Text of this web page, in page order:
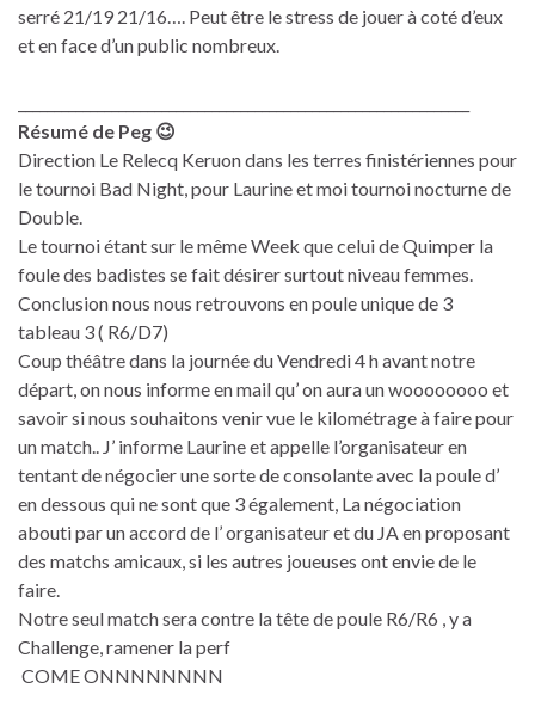
serré 21/19 21/16…. Peut être le stress de jouer à coté d’eux
et en face d’un public nombreux.
Résumé de Peg 😉
Direction Le Relecq Keruon dans les terres finistériennes pour
le tournoi Bad Night, pour Laurine et moi tournoi nocturne de
Double.
Le tournoi étant sur le même Week que celui de Quimper la
foule des badistes se fait désirer surtout niveau femmes.
Conclusion nous nous retrouvons en poule unique de 3
tableau 3 ( R6/D7)
Coup théâtre dans la journée du Vendredi 4 h avant notre
départ, on nous informe en mail qu’ on aura un woooooooo et
savoir si nous souhaitons venir vue le kilométrage à faire pour
un match.. J’ informe Laurine et appelle l’organisateur en
tentant de négocier une sorte de consolante avec la poule d’
en dessous qui ne sont que 3 également, La négociation
abouti par un accord de l’ organisateur et du JA en proposant
des matchs amicaux, si les autres joueuses ont envie de le
faire.
Notre seul match sera contre la tête de poule R6/R6 , y a
Challenge, ramener la perf
COME ONNNNNNNN